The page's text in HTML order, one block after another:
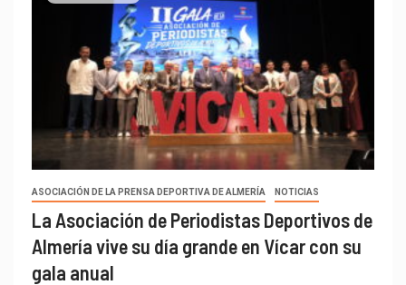
ASOCIACIÓN DE LA PRENSA DEPORTIVA DE ALMERÍA NOTICIAS
La Asociación de Periodistas Deportivos de
Almería vive su día grande en Vícar con su
gala anual